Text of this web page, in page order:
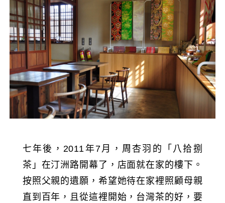
七年後，2011年7月，周杏羽的「八拾捌
茶」在汀洲路開幕了，店面就在家的樓下。
按照父親的遺願，希望她待在家裡照顧母親
直到百年，且從這裡開始，台灣茶的好，要